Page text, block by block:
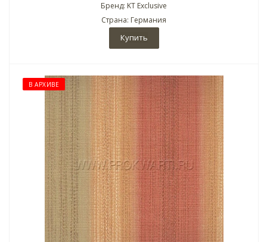
Бренд: KT Exclusive
Страна: Германия
Купить
В АРХИВЕ